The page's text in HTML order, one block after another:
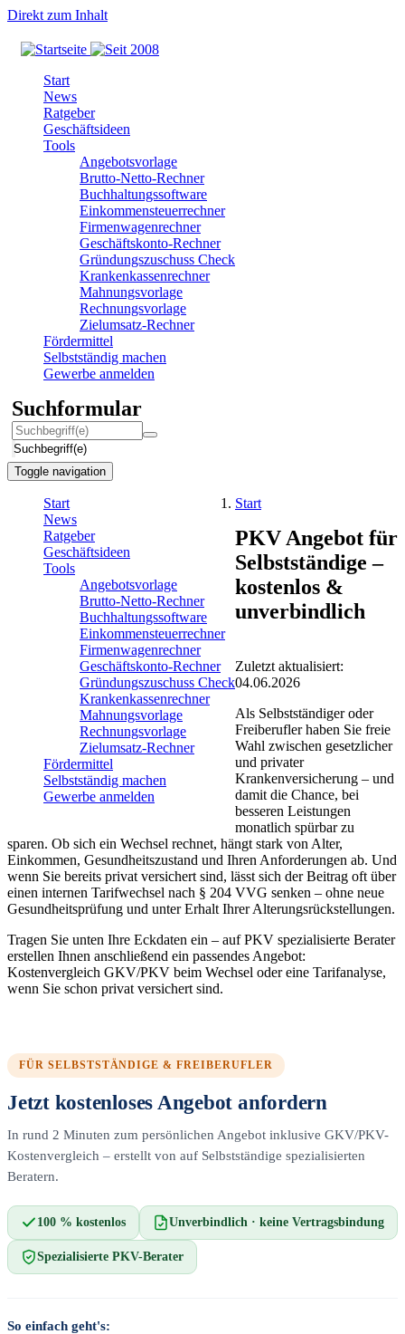
Direkt zum Inhalt
Start
News
Ratgeber
Geschäftsideen
Tools
Angebotsvorlage
Brutto-Netto-Rechner
Buchhaltungssoftware
Einkommensteuerrechner
Firmenwagenrechner
Geschäftskonto-Rechner
Gründungszuschuss Check
Krankenkassenrechner
Mahnungsvorlage
Rechnungsvorlage
Zielumsatz-Rechner
Fördermittel
Selbstständig machen
Gewerbe anmelden
Suchformular
Suchbegriff(e)
Toggle navigation
Start
News
Ratgeber
Geschäftsideen
Tools
Angebotsvorlage
Brutto-Netto-Rechner
Buchhaltungssoftware
Einkommensteuerrechner
Firmenwagenrechner
Geschäftskonto-Rechner
Gründungszuschuss Check
Krankenkassenrechner
Mahnungsvorlage
Rechnungsvorlage
Zielumsatz-Rechner
Fördermittel
Selbstständig machen
Gewerbe anmelden
Start
PKV Angebot für
Selbstständige –
kostenlos &
unverbindlich
Zuletzt aktualisiert:
04.06.2026
Als Selbstständiger oder
Freiberufler haben Sie freie
Wahl zwischen gesetzlicher
und privater
Krankenversicherung – und
damit die Chance, bei
besseren Leistungen
monatlich spürbar zu
sparen. Ob sich ein Wechsel rechnet, hängt stark von Alter,
Einkommen, Gesundheitszustand und Ihren Anforderungen ab. Und
wenn Sie bereits privat versichert sind, lässt sich der Beitrag oft über
einen internen Tarifwechsel nach § 204 VVG senken – ohne neue
Gesundheitsprüfung und unter Erhalt Ihrer Alterungsrückstellungen.
Tragen Sie unten Ihre Eckdaten ein – auf PKV spezialisierte Berater
erstellen Ihnen anschließend ein passendes Angebot:
Kostenvergleich GKV/PKV beim Wechsel oder eine Tarifanalyse,
wenn Sie schon privat versichert sind.
FÜR SELBSTSTÄNDIGE & FREIBERUFLER
Jetzt kostenloses Angebot anfordern
In rund 2 Minuten zum persönlichen Angebot inklusive GKV/PKV-
Kostenvergleich – erstellt von auf Selbstständige spezialisierten
Beratern.
100 % kostenlos Unverbindlich · keine Vertragsbindung
Spezialisierte PKV-Berater
So einfach geht's: